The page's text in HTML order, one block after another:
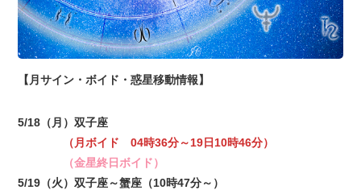
【月サイン・ボイド・惑星移動情報】
5/18（月）双子座
（月ボイド 04時36分～19日10時46分）
（金星終日ボイド）
5/19（火）双子座～蟹座（10時47分～）